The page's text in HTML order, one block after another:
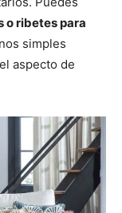
o ribetes para
simples
aspecto de